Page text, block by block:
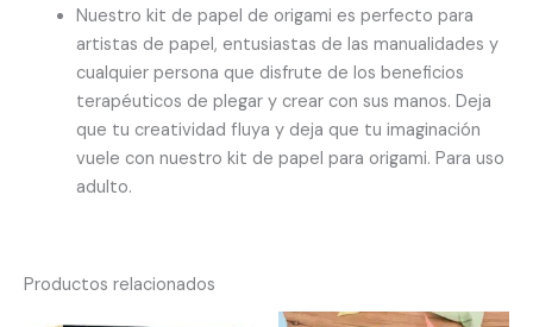
Nuestro kit de papel de origami es perfecto para
artistas de papel, entusiastas de las manualidades y
cualquier persona que disfrute de los beneficios
terapéuticos de plegar y crear con sus manos. Deja
que tu creatividad fluya y deja que tu imaginación
vuele con nuestro kit de papel para origami. Para uso
adulto.
Productos relacionados